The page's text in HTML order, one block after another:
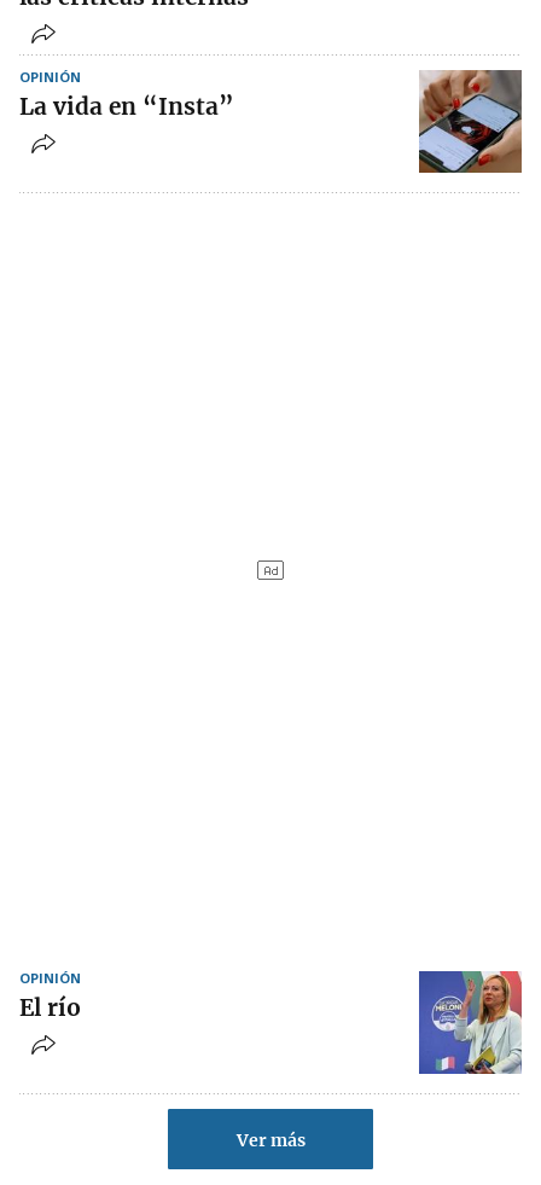
OPINIÓN
La vida en “Insta”
OPINIÓN
El río
Ver más